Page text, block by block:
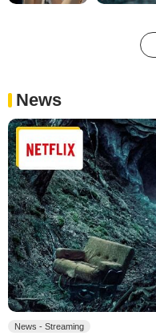
News
News - Streaming